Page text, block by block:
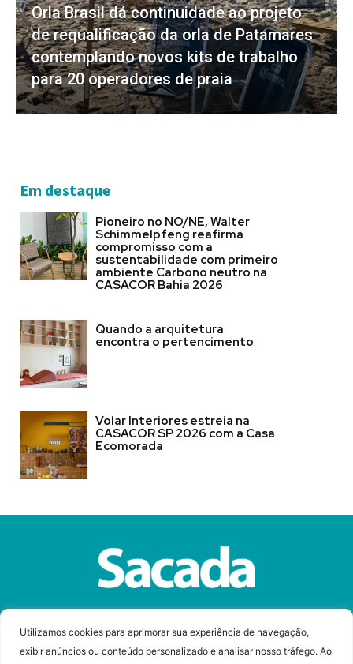
Utilizamos cookies para aprimorar sua experiência de navegação,
exibir anúncios ou conteúdo personalizado e analisar nosso tráfego. Ao
Orla Brasil dá continuidade ao projeto
de requalificação da orla de Patamares
contemplando novos kits de trabalho
para 20 operadores de praia
Em destaque
Pioneiro no NO/NE, Walter
Schimmelpfeng reafirma
compromisso com a
sustentabilidade com primeiro
ambiente Carbono neutro na
CASACOR Bahia 2026
Quando a arquitetura
encontra o pertencimento
Volar Interiores estreia na
CASACOR SP 2026 com a Casa
Ecomorada